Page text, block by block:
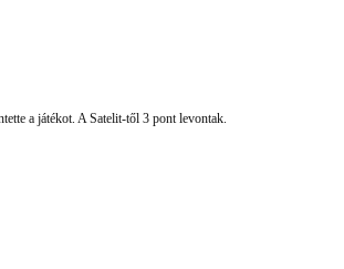
a játékot. A Satelit-től 3 pont levontak.